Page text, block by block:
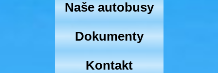
Naše autobusy
Dokumenty
Kontakt